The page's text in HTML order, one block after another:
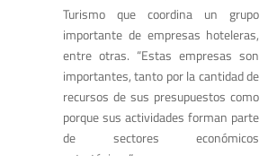
Turismo que coordina un grupo
importante de empresas hoteleras,
entre otras. “Estas empresas son
importantes, tanto por la cantidad de
recursos de sus presupuestos como
porque sus actividades forman parte
de sectores económicos